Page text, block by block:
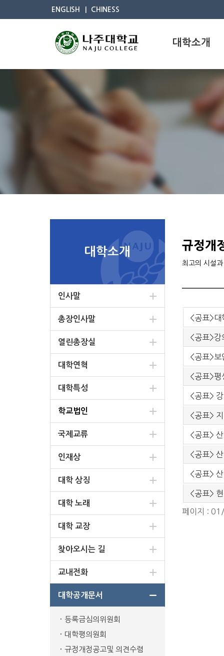
ENGLISH CHINESS
대학소개
대학소개
인사말
총장인사말
열린총장실
대학연혁
대학특성
학교법인
국제교류
인재상
대학 상징
대학 노래
대학 교장
찾아오시는 길
교내전화
대학공개문서
등록금심의위원회
대학평의원회
규정개정공고및 의견수렴
규정개
최고의 시설
<공표>대
<공표>강
<공표>보
<공표>평
<공표>
<공표>
<공표>
<공표>
<공표>
<공표>
페이지 :